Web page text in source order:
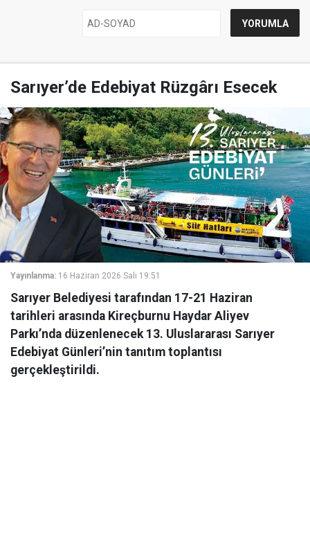
Sarıyer’de Edebiyat Rüzgârı Esecek
Yayınlanma: 16 Haziran 2026 Salı 19:51
Sarıyer Belediyesi tarafından 17-21 Haziran
tarihleri arasında Kireçburnu Haydar Aliyev
Parkı’nda düzenlenecek 13. Uluslararası Sarıyer
Edebiyat Günleri’nin tanıtım toplantısı
gerçekleştirildi.